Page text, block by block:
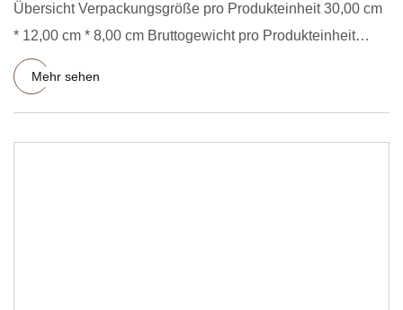
Übersicht Verpackungsgröße pro Produkteinheit 30,00 cm
* 12,00 cm * 8,00 cm Bruttogewicht pro Produkteinheit
0,450 kg Pr
Mehr sehen